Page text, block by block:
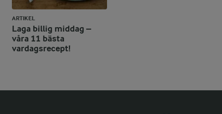
ARTIKEL
Laga billig middag –
våra 11 bästa
vardagsrecept!